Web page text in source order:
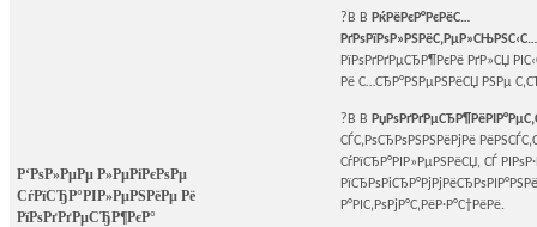
Р‘РѕР»РµРµ Р»РµРіРєРѕРµ
СѓРїСЂР°РІР»РµРЅРёРµ Рё
РїРѕРґРґРµСЂР¶РєР°
?В В РќРёРєР°РєРёС…
РґРѕРїРѕР»РЅРёС‚РµР»СЊРЅС‹С…
РїРѕРґРґРµСЂР¶РєРё РґР»СЏ
Рё С…СЂР°РЅРµРЅРёСЏ РЅРµ
?В В
СЃС‚РѕСЂРѕРЅРЅРёРјРё
СѓРїСЂР°РІР»РµРЅРёСЏ, СЃ
Р°РІС‚РѕРјР°С‚РёР·Р°С†РёРё.